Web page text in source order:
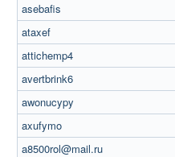
asebafis
ataxef
attichemp4
avertbrink6
awonucypy
axufymo
a8500rol@mail.ru